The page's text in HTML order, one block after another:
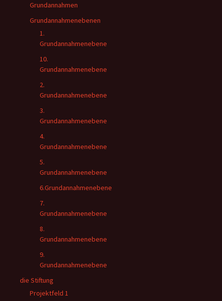
Grundannahmen
Grundannahmenebenen
1.
Grundannahmenebene
10.
Grundannahmenebene
2.
Grundannahmenebene
3.
Grundannahmenebene
4.
Grundannahmenebene
5.
Grundannahmenebene
6.Grundannahmenebene
7.
Grundannahmenebene
8.
Grundannahmenebene
9.
Grundannahmenebene
die Stiftung
Projektfeld 1